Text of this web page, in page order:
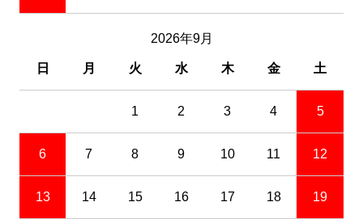
2026年9月
日 月 火 水 木 金 土
1 2 3 4 5
6 7 8 9 10 11 12
13 14 15 16 17 18 19